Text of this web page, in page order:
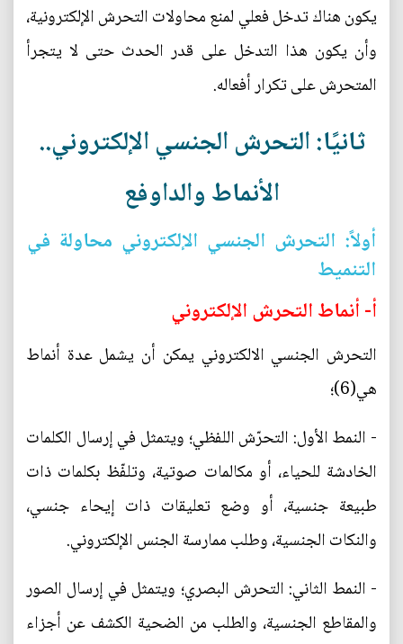
يكون هناك تدخل فعلي لمنع محاولات التحرش الإلكترونية،
وأن يكون هذا التدخل على قدر الحدث حتى لا يتجرأ
المتحرش على تكرار أفعاله.
ثانيًا: التحرش الجنسي الإلكتروني..
الأنماط والداوفع
أولاً: التحرش الجنسي الإلكتروني محاولة في
التنميط
أ- أنماط التحرش الإلكتروني
التحرش الجنسي الالكتروني يمكن أن يشمل عدة أنماط
هي(6)؛
- النمط الأول: التحرّش اللفظي؛ ويتمثل في إرسال الكلمات
الخادشة للحياء، أو مكالمات صوتية، وتلفّظ بكلمات ذات
طبيعة جنسية، أو وضع تعليقات ذات إيحاء جنسي،
والنكات الجنسية، وطلب ممارسة الجنس الإلكتروني.
- النمط الثاني: التحرش البصري؛ ويتمثل في إرسال الصور
والمقاطع الجنسية، والطلب من الضحية الكشف عن أجزاء